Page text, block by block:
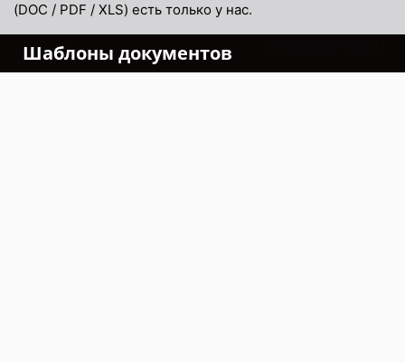
(DOC / PDF / XLS) есть только у нас.
Шаблоны документов